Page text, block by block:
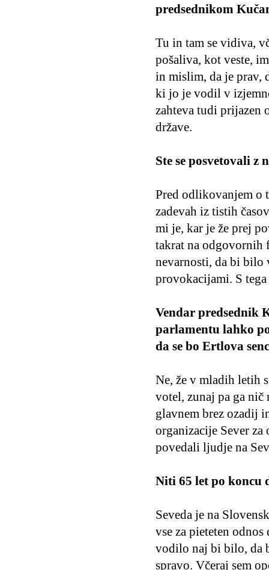
predsednikom
Tu in tam se vidiva,
pošaliva, kot veste,
in mislim, da je prav,
ki jo je vodil v
zahteva tudi prijazen
države.
Ste se posvetovali
Pred odlikovanjem o
zadevah iz tistih
mi je, kar je že prej
takrat na odgovornih
nevarnosti, da bi bilo
provokacijami. S
Vendar predsednik
parlamentu lahko
da se bo Ertlova
Ne, že v mladih letih
votel, zunaj pa ga
glavnem brez ozadij
organizacije Sever
povedali ljudje na
Niti 65 let po koncu
Seveda je na
vse za pieteten
vodilo naj bi bilo, da
spravo. Včeraj sem